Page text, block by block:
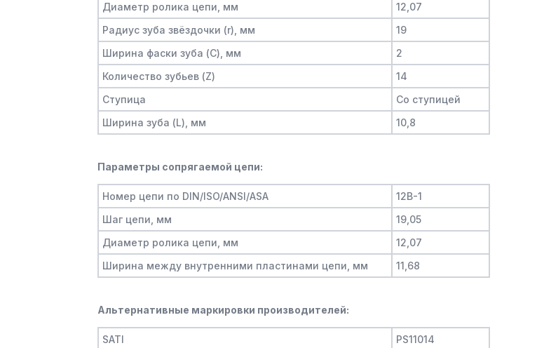
Диаметр ролика цепи, мм
12,07
Радиус зуба звёздочки (r), мм
19
Ширина фаски зуба (C), мм
2
Количество зубьев (Z)
14
Ступица
Со ступицей
Ширина зуба (L), мм
10,8
Параметры сопрягаемой цепи:
Номер цепи по DIN/ISO/ANSI/ASA
12B-1
Шаг цепи, мм
19,05
Диаметр ролика цепи, мм
12,07
Ширина между внутренними пластинами цепи, мм
11,68
Альтернативные маркировки производителей:
SATI
PS11014